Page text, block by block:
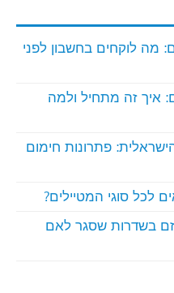
מה לוקחים בחשבון לפני
איך זה מתחיל ולמה
פתרונות חימום
לכל סוגי המטיילים?
המיזם בשדרות שסגר לאם